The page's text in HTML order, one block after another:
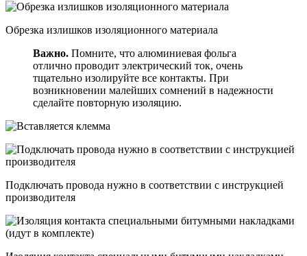
Обрезка излишков изоляционного материала
Важно. Помните, что алюминиевая фольга
отлично проводит электрический ток, очень
тщательно изолируйте все контакты. При
возникновении малейших сомнений в надежности
сделайте повторную изоляцию.
Подключать провода нужно в соответствии с инструкцией
производителя